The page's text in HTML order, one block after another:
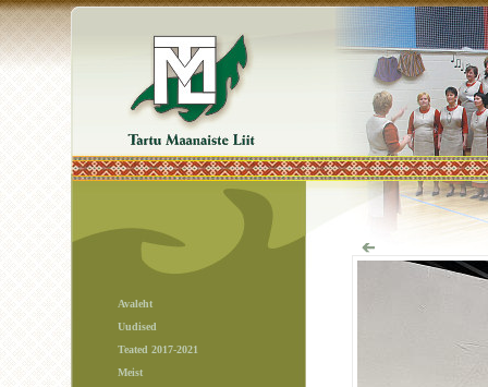
Avaleht
Uudised
Teated 2017-2021
Meist